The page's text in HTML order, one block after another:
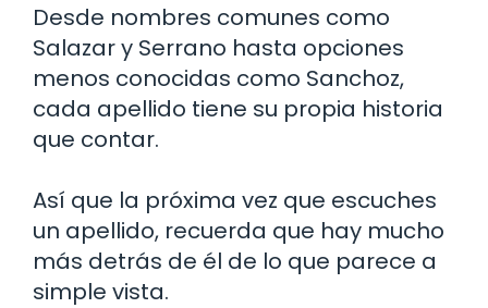
Desde nombres comunes como
Salazar y Serrano hasta opciones
menos conocidas como Sanchoz,
cada apellido tiene su propia historia
que contar.
Así que la próxima vez que escuches
un apellido, recuerda que hay mucho
más detrás de él de lo que parece a
simple vista.